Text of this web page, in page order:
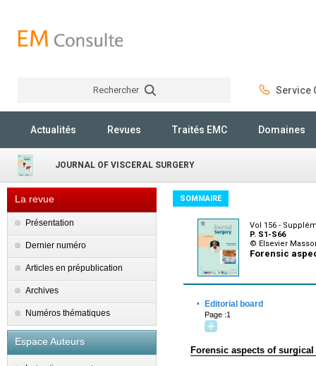
Rechercher Service
Actualités Revues Traités EMC Domaines
JOURNAL OF VISCERAL SURGERY
La revue
Présentation
Dernier numéro
Articles en prépublication
Archives
Numéros thématiques
Espace Auteurs
SOMMAIRE
Vol 156 -
P. S1-S66
© Elsevier
Forensic
· Editorial board
Page :1
Forensic aspects of